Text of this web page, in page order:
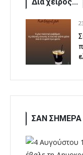
ΣΑΝ ΣΗΜΕΡΑ